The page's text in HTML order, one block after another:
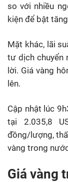
so với nhiều
kiện để bật
Mặt khác, lãi
tư dịch chuyển
lời. Giá vàng
lên.
Cập nhật lúc
tại 2.035,8
đồng/lượng,
vàng trong
Giá vàng